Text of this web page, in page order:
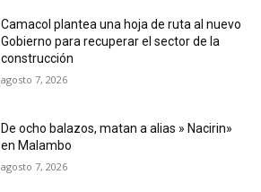
Camacol plantea una hoja de ruta al nuevo
Gobierno para recuperar el sector de la
construcción
agosto 7, 2026
De ocho balazos, matan a alias » Nacirin»
en Malambo
agosto 7, 2026